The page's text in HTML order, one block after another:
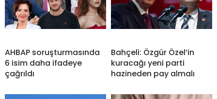
AHBAP soruşturmasında
6 isim daha ifadeye
çağrıldı
Bahçeli: Özgür Özel’in
kuracağı yeni parti
hazineden pay almalı